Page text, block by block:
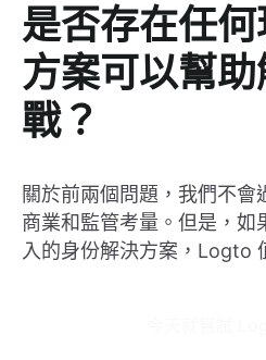
是否存在任
方案可以幫
戰？
關於前兩個問題，我們不會
商業和監管考量。但是，如
入的身份解決方案，Logto